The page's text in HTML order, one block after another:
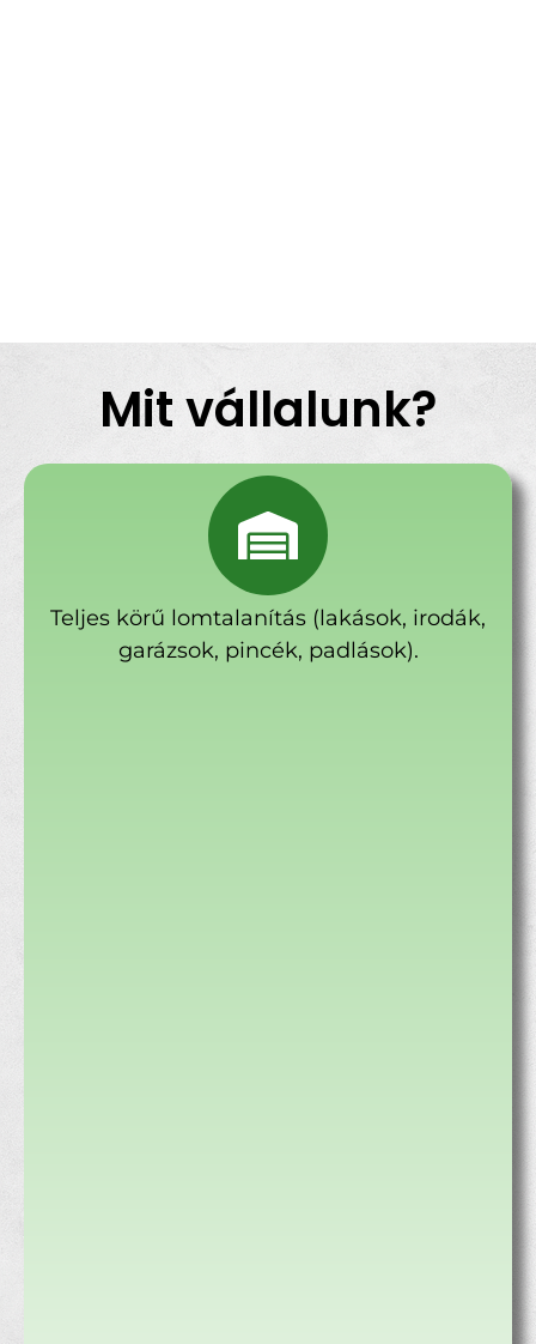
Mit vállalunk?
Teljes körű lomtalanítás (lakások, irodák,
garázsok, pincék, padlások).